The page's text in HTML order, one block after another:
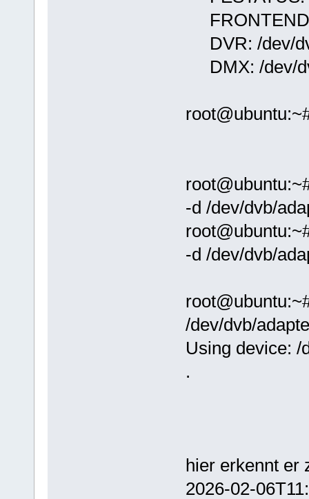
FRONTEND:
DVR: /dev/
DMX: /dev/
-d /dev/dvb/
-d /dev/dvb/
/dev/dvb/
Using device: /
.
hier erkennt er
2026-02-